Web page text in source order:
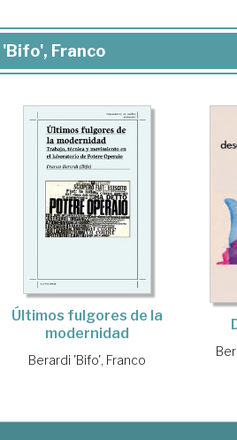
Franco
Últimos fulgores de la
modernidad
Berardi 'Bifo', Franco